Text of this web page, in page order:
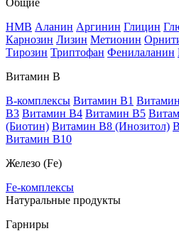
Общие
HMB Аланин Аргинин Глицин
Карнозин Лизин Метионин
Тирозин Триптофан Фенилаланин
Витамин В
B-комплексы Витамин B1
B3 Витамин B4 Витамин B5
(Биотин) Витамин B8 (Инозитол)
Витамин В10
Железо (Fe)
Fe-комплексы
Натуральные продукты
Гарниры